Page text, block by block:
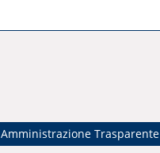
Amministrazione Trasparente